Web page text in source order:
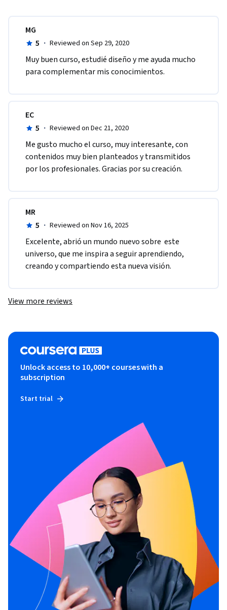
MG
5 · Reviewed on Sep 29, 2020
Muy buen curso, estudié diseño y me ayuda mucho
para complementar mis conocimientos.
EC
5 · Reviewed on Dec 21, 2020
Me gusto mucho el curso, muy interesante, con
contenidos muy bien planteados y transmitidos
por los profesionales. Gracias por su creación.
MR
5 · Reviewed on Nov 16, 2025
Excelente, abrió un mundo nuevo sobre  este
universo, que me inspira a seguir aprendiendo,
creando y compartiendo esta nueva visión.
View more reviews
Unlock access to 10,000+ courses with a
subscription
Start trial